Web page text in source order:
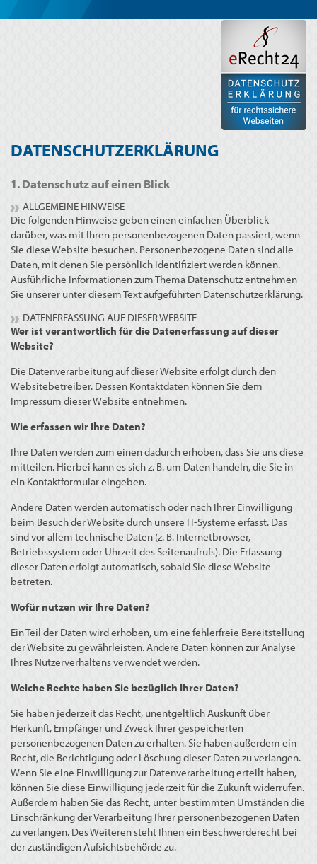
DATENSCHUTZERKLÄRUNG
1. Datenschutz auf einen Blick
ALLGEMEINE HINWEISE
Die folgenden Hinweise geben einen einfachen Überblick
darüber, was mit Ihren personenbezogenen Daten passiert, wenn
Sie diese Website besuchen. Personenbezogene Daten sind alle
Daten, mit denen Sie persönlich identifiziert werden können.
Ausführliche Informationen zum Thema Datenschutz entnehmen
Sie unserer unter diesem Text aufgeführten Datenschutzerklärung.
DATENERFASSUNG AUF DIESER WEBSITE
Wer ist verantwortlich für die Datenerfassung auf dieser
Website?
Die Datenverarbeitung auf dieser Website erfolgt durch den
Websitebetreiber. Dessen Kontaktdaten können Sie dem
Impressum dieser Website entnehmen.
Wie erfassen wir Ihre Daten?
Ihre Daten werden zum einen dadurch erhoben, dass Sie uns diese
mitteilen. Hierbei kann es sich z. B. um Daten handeln, die Sie in
ein Kontaktformular eingeben.
Andere Daten werden automatisch oder nach Ihrer Einwilligung
beim Besuch der Website durch unsere IT-Systeme erfasst. Das
sind vor allem technische Daten (z. B. Internetbrowser,
Betriebssystem oder Uhrzeit des Seitenaufrufs). Die Erfassung
dieser Daten erfolgt automatisch, sobald Sie diese Website
betreten.
Wofür nutzen wir Ihre Daten?
Ein Teil der Daten wird erhoben, um eine fehlerfreie Bereitstellung
der Website zu gewährleisten. Andere Daten können zur Analyse
Ihres Nutzerverhaltens verwendet werden.
Welche Rechte haben Sie bezüglich Ihrer Daten?
Sie haben jederzeit das Recht, unentgeltlich Auskunft über
Herkunft, Empfänger und Zweck Ihrer gespeicherten
personenbezogenen Daten zu erhalten. Sie haben außerdem ein
Recht, die Berichtigung oder Löschung dieser Daten zu verlangen.
Wenn Sie eine Einwilligung zur Datenverarbeitung erteilt haben,
können Sie diese Einwilligung jederzeit für die Zukunft widerrufen.
Außerdem haben Sie das Recht, unter bestimmten Umständen die
Einschränkung der Verarbeitung Ihrer personenbezogenen Daten
zu verlangen. Des Weiteren steht Ihnen ein Beschwerderecht bei
der zuständigen Aufsichtsbehörde zu.